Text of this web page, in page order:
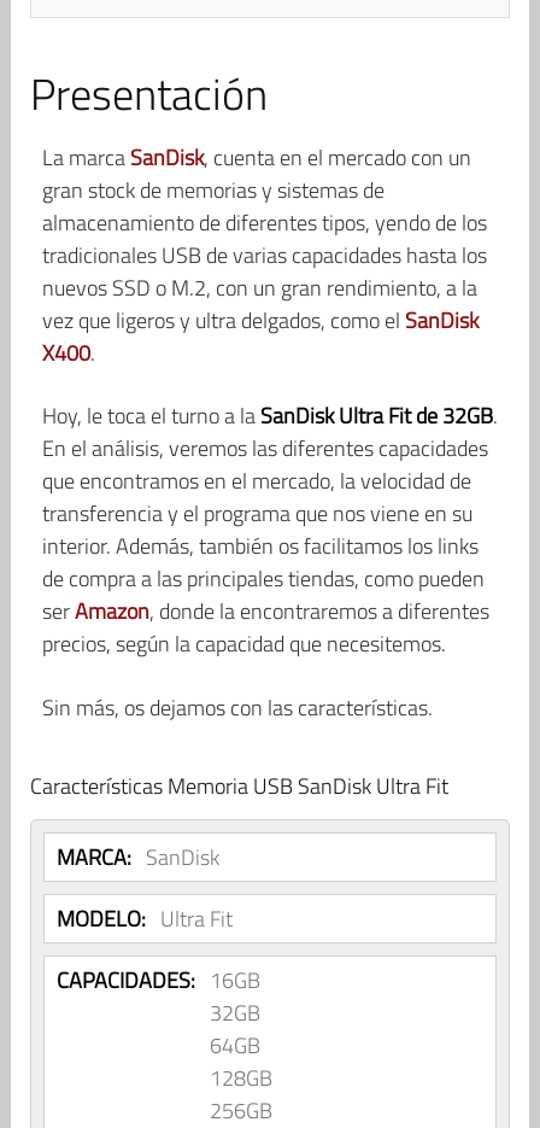
Presentación
La marcaSanDisk, cuenta en el mercado con un
gran stock de memorias y sistemas de
almacenamiento de diferentes tipos, yendo de los
tradicionales USB de varias capacidades hasta los
nuevos SSD o M.2, con un gran rendimiento, a la
vez que ligeros y ultra delgados, como el SanDisk
X400.
Hoy, le toca el turno a laSanDisk Ultra Fit de 32GB.
En el análisis, veremos las diferentes capacidades
que encontramos en el mercado, la velocidad de
transferencia y el programa que nos viene en su
interior. Además, también os facilitamos los links
de compra a las principales tiendas, como pueden
serAmazon, donde la encontraremos a diferentes
precios, según la capacidad que necesitemos.
Sin más, os dejamos con las características.
Características Memoria USB SanDisk Ultra Fit
MARCA: SanDisk
MODELO: Ultra Fit
CAPACIDADES: 16GB
32GB
64GB
128GB
256GB